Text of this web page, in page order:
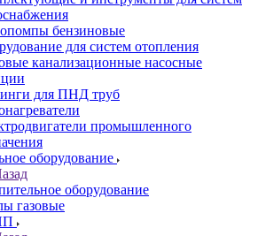
бензиновые
для систем отопления
канализационные насосные
для ПНД труб
промышленного
оборудование
оборудование
газовые